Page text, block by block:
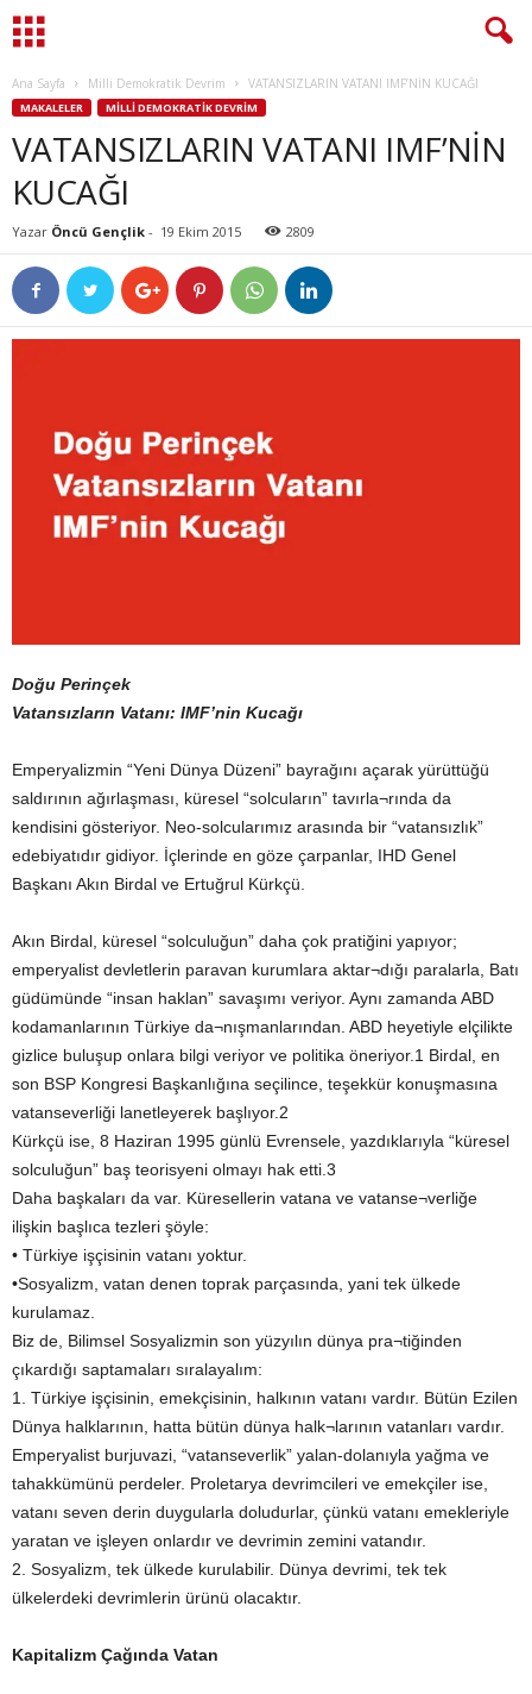
Ana Sayfa Milli Demokratik Devrim VATANSIZLARIN VATANI IMF’NİN KUCAĞI
MAKALELER MILLI DEMOKRATIK DEVRIM
VATANSIZLARIN VATANI IMF’NİN
KUCAĞI
Yazar Öncü Gençlik - 19 Ekim 2015 2809
Doğu Perinçek
Vatansızların Vatanı: IMF’nin Kucağı
Emperyalizmin “Yeni Dünya Düzeni” bayrağını açarak yürüttüğü
saldırının ağırlaşması, küresel “solcuların” tavırla¬rında da
kendisini gösteriyor. Neo-solcularımız arasında bir “vatansızlık”
edebiyatıdır gidiyor. İçlerinde en göze çarpanlar, IHD Genel
Başkanı Akın Birdal ve Ertuğrul Kürkçü.
Akın Birdal, küresel “solculuğun” daha çok pratiğini yapıyor;
emperyalist devletlerin paravan kurumlara aktar¬dığı paralarla, Batı
güdümünde “insan haklan” savaşımı veriyor. Aynı zamanda ABD
kodamanlarının Türkiye da¬nışmanlarından. ABD heyetiyle elçilikte
gizlice buluşup onlara bilgi veriyor ve politika öneriyor.1 Birdal, en
son BSP Kongresi Başkanlığına seçilince, teşekkür konuşmasına
vatanseverliği lanetleyerek başlıyor.2
Kürkçü ise, 8 Haziran 1995 günlü Evrensele, yazdıklarıyla “küresel
solculuğun” baş teorisyeni olmayı hak etti.3
Daha başkaları da var. Küresellerin vatana ve vatanse¬verliğe
ilişkin başlıca tezleri şöyle:
• Türkiye işçisinin vatanı yoktur.
•Sosyalizm, vatan denen toprak parçasında, yani tek ülkede
kurulamaz.
Biz de, Bilimsel Sosyalizmin son yüzyılın dünya pra¬tiğinden
çıkardığı saptamaları sıralayalım:
1. Türkiye işçisinin, emekçisinin, halkının vatanı vardır. Bütün Ezilen
Dünya halklarının, hatta bütün dünya halk¬larının vatanları vardır.
Emperyalist burjuvazi, “vatanseverlik” yalan-dolanıyla yağma ve
tahakkümünü perdeler. Proletarya devrimcileri ve emekçiler ise,
vatanı seven derin duygularla doludurlar, çünkü vatanı emekleriyle
yaratan ve işleyen onlardır ve devrimin zemini vatandır.
2. Sosyalizm, tek ülkede kurulabilir. Dünya devrimi, tek tek
ülkelerdeki devrimlerin ürünü olacaktır.
Kapitalizm Çağında Vatan